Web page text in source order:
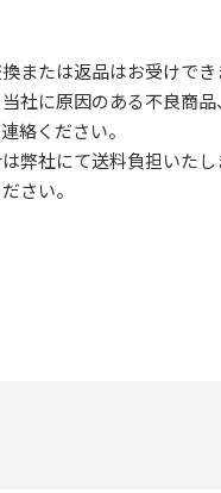
または返品はお受けでき
社に原因のある不良商
絡ください。
弊社にて送料負担いたし
さい。